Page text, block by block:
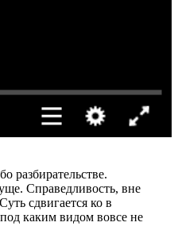
разбирательстве.
Справедливость, вне
сдвигается ко в
каким видом вовсе не